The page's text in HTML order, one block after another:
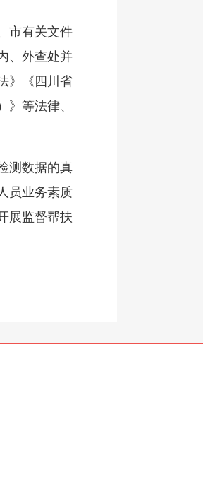
市有关文件
、外查处并
》《四川省
等法律、
测数据的真
员业务素质
展监督帮扶